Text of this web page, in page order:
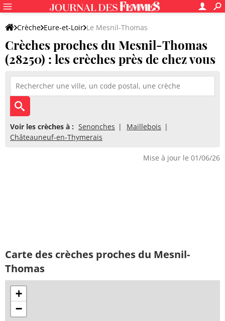
Crèche Eure-et-Loir Le Mesnil-Thomas
Crèches proches du Mesnil-Thomas
(28250) : les crèches près de chez vous
Voir les crèches à : Senonches
Maillebois
Châteauneuf-en-Thymerais
Mise à jour le 01/06/26
Carte des crèches proches du Mesnil-
Thomas
+
−